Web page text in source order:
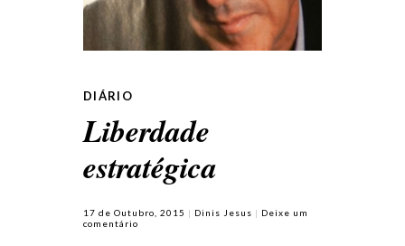
DIÁRIO
Liberdade
estratégica
17 de Outubro, 2015 Dinis Jesus
Deixe um
comentário